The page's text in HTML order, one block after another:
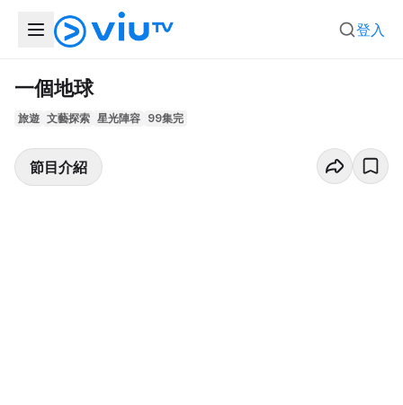
登入
一個地球
旅遊 文藝探索 星光陣容 99集完
節目介紹